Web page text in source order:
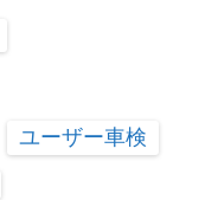
ユーザー車検